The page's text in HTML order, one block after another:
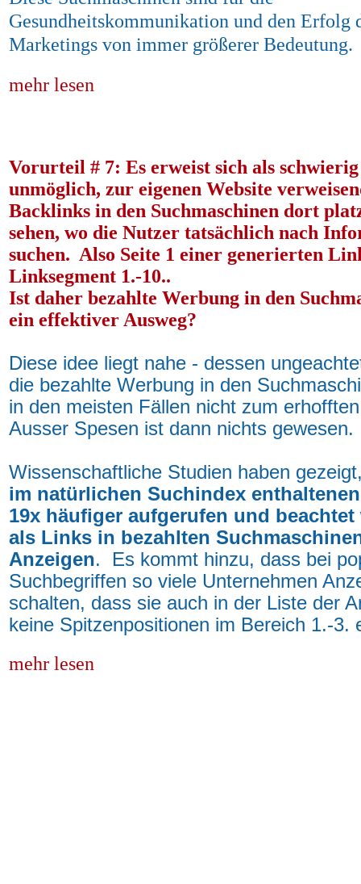
Gesundheitskommunikation und den Erfolg
Marketings von immer größerer Bedeutung.
mehr lesen
Vorurteil # 7: Es erweist sich als
unmöglich, zur eigenen Website
Backlinks in den Suchmaschinen dort
sehen, wo die Nutzer tatsächlich nach
suchen. Also Seite 1 einer generierten
Linksegment 1.-10..
Ist daher bezahlte Werbung in den
ein effektiver Ausweg?
Diese idee liegt nahe - dessen
die bezahlte Werbung in den
in den meisten Fällen nicht zum
Ausser Spesen ist dann nichts gewesen.
Wissenschaftliche Studien haben
im natürlichen Suchindex
19x häufiger aufgerufen und beachtet
als Links in bezahlten
Anzeigen. Es kommt hinzu, dass bei
Suchbegriffen so viele Unternehmen
schalten, dass sie auch in der Liste der
keine Spitzenpositionen im Bereich 1.-3.
mehr lesen